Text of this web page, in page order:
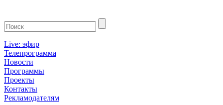
Live: эфир
Телепрограмма
Новости
Программы
Проекты
Контакты
Рекламодателям